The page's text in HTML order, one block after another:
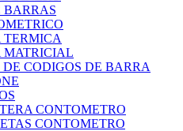
BARRAS
TERMICA
MATRICIAL
CODIGOS DE BARRA
CONTOMETRO
CONTOMETRO